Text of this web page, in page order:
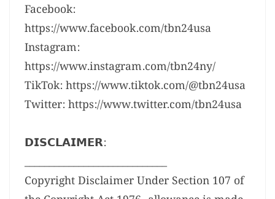
Facebook:
https://www.facebook.com/tbn24usa
Instagram:
https://www.instagram.com/tbn24ny/
TikTok: https://www.tiktok.com/@tbn24usa
Twitter: https://www.twitter.com/tbn24usa
𝗗𝗜𝗦𝗖𝗟𝗔𝗜𝗠𝗘𝗥:
_____________________________
Copyright Disclaimer Under Section 107 of